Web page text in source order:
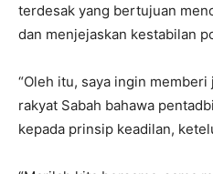
terdesak yang bertujuan
dan menjejaskan kestabilan
“Oleh itu, saya ingin
rakyat Sabah bahawa
kepada prinsip keadilan,